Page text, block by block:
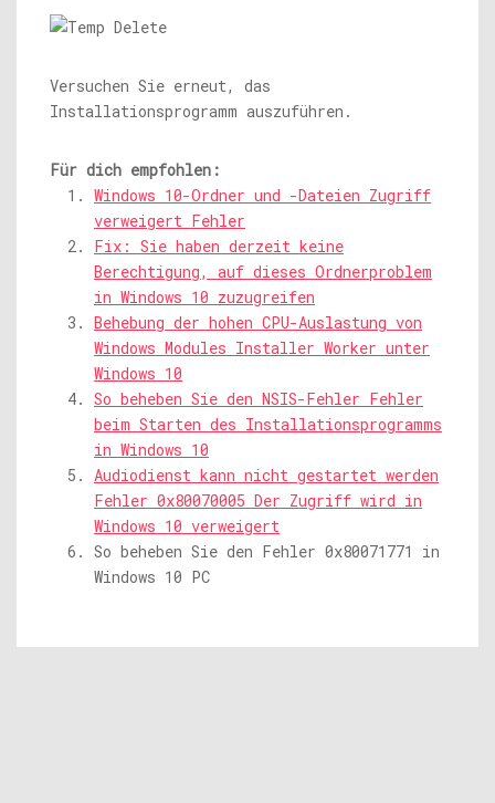
Versuchen Sie erneut, das
Installationsprogramm auszuführen.
Für dich empfohlen:
Windows 10-Ordner und -Dateien Zugriff
verweigert Fehler
Fix: Sie haben derzeit keine
Berechtigung, auf dieses Ordnerproblem
in Windows 10 zuzugreifen
Behebung der hohen CPU-Auslastung von
Windows Modules Installer Worker unter
Windows 10
So beheben Sie den NSIS-Fehler Fehler
beim Starten des Installationsprogramms
in Windows 10
Audiodienst kann nicht gestartet werden
Fehler 0x80070005 Der Zugriff wird in
Windows 10 verweigert
So beheben Sie den Fehler 0x80071771 in
Windows 10 PC